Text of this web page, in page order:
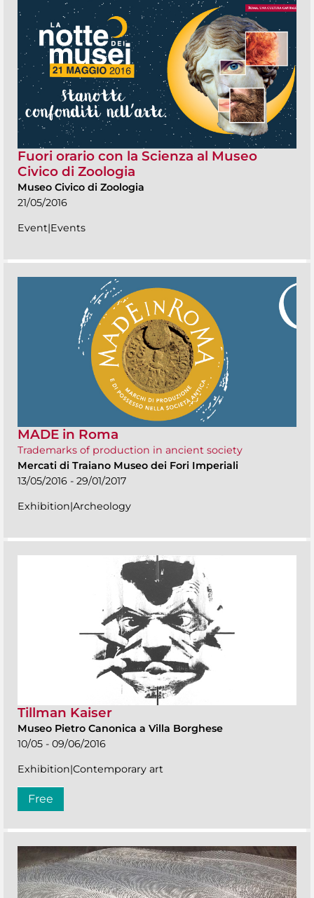
Fuori orario con la Scienza al Museo
Civico di Zoologia
Museo Civico di Zoologia
21/05/2016
Event|Events
MADE in Roma
Trademarks of production in ancient society
Mercati di Traiano Museo dei Fori Imperiali
13/05/2016 - 29/01/2017
Exhibition|Archeology
Tillman Kaiser
Museo Pietro Canonica a Villa Borghese
10/05 - 09/06/2016
Exhibition|Contemporary art
Free